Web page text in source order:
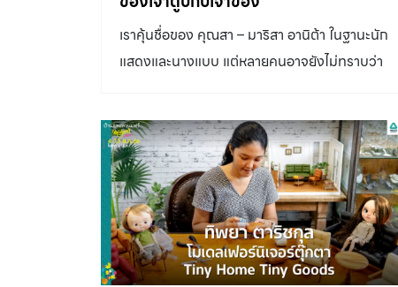
เราคุ้นชื่อของ คุณสา – มาริสา อานิต้า ในฐานะนัก
แสดงและนางแบบ แต่หลายคนอาจยังไม่ทราบว่า
การสอนน้องหมาให้เป็นสุนัขที่ดี เชื่อฟังเจ้าของ จุด
เริ่มต้นในการเป็น ครูฝึกสุนัข “สาเป็นคนรักสัตว์ รัก
หมามาก และสาเป็นคนที่ใฝ่หาความรู้ใส่หัวตัวเอง
ค่อนข้างเยอะ ชอบดูยูทูป ชอบเข้าคอร์สเทรนด์นิ่ง
อะไรที่เป็นคอร์สฟรีที่เขามีสอนเกี่ยวกับน้องหมา สา
ไปหมดเลย เช่น การสอน Emergency ผายปอด